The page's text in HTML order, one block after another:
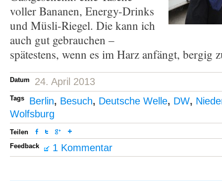
voller Bananen, Energy-Drinks
und Müsli-Riegel. Die kann ich
auch gut gebrauchen –
spätestens, wenn es im Harz anfängt, bergig
Datum 24. April 2013
Tags Berlin, Besuch, Deutsche Welle, DW,
Wolfsburg
Teilen
Feedback
1 Kommentar